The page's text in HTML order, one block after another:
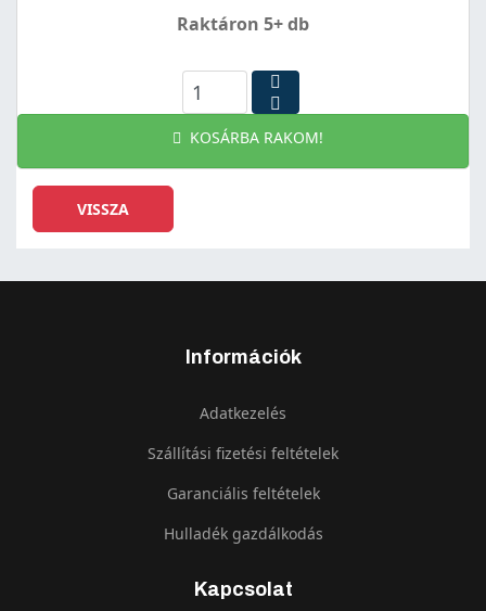
Raktáron 5+ db
KOSÁRBA RAKOM!
Információk
Adatkezelés
Szállítási fizetési feltételek
Garanciális feltételek
Hulladék gazdálkodás
Kapcsolat